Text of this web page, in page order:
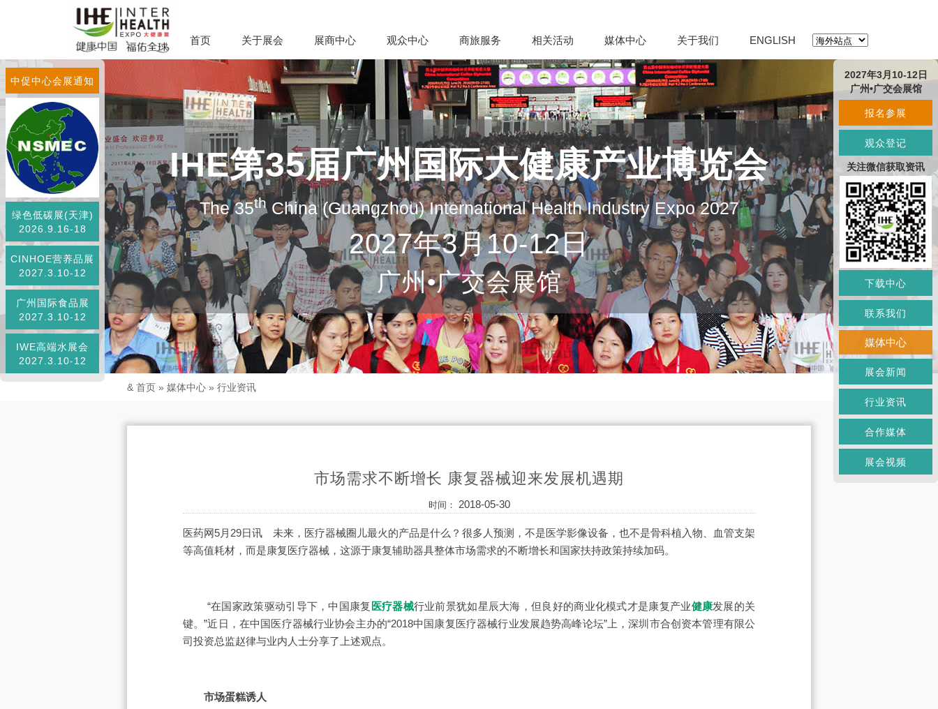
首页 关于展会 展商中心 观众中心 商旅服务 相关活动 媒体中心 关于我们 ENGLISH
IHE第35届广州国际大健康产业博览会
The 35thChina (Guangzhou) International Health Industry Expo 2027
2027年3月10-12日
广州•广交会展馆
中促中心会展通知
绿色低碳展(天津)
2026.9.16-18
CINHOE营养品展
2027.3.10-12
广州国际食品展
2027.3.10-12
IWE高端水展会
2027.3.10-12
& 首页 » 媒体中心 » 行业资讯
市场需求不断增长 康复器械迎来发展机遇期
时间： 2018-05-30
医药网5月29日讯 未来，医疗器械圈儿最火的产品是什么？很多人预测，不是医学影像设备，也不是骨科植入物、血管支架
等高值耗材，而是康复医疗器械，这源于康复辅助器具整体市场需求的不断增长和国家扶持政策持续加码。
“在国家政策驱动引导下，中国康复 医疗器械行业前景犹如星辰大海，但良好的商业化模式才是康复产业健康发展的关
键。”近日，在中国医疗器械行业协会主办的“2018中国康复医疗器械行业发展趋势高峰论坛”上，深圳市合创资本管理有限公
司投资总监赵律与业内人士分享了上述观点。
市场蛋糕诱人
2027年3月10-12日
广州•广交会展馆
报名参展
观众登记
关注微信获取资讯
下载中心
联系我们
媒体中心
展会新闻
行业资讯
合作媒体
展会视频